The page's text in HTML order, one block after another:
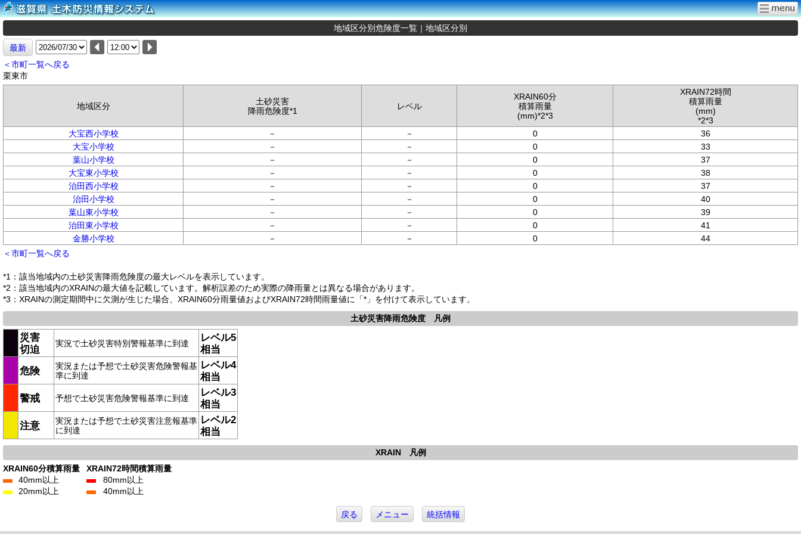
地域区分別危険度一覧｜地域区分別
最新
＜市町一覧へ戻る
栗東市
地域区分
土砂災害
降雨危険度*1
レベル
XRAIN60分
積算雨量
(mm)*2*3
XRAIN72時間
積算雨量
(mm)
*2*3
大宝西小学校
－ － 0
36
大宝小学校
－ － 0
33
葉山小学校
－ － 0
37
大宝東小学校
－ － 0
38
治田西小学校
－ － 0
37
治田小学校
－ － 0
40
葉山東小学校
－ － 0
39
治田東小学校
－ － 0
41
金勝小学校
－ － 0
44
＜市町一覧へ戻る
*1：該当地域内の土砂災害降雨危険度の最大レベルを表示しています。
*2：該当地域内のXRAINの最大値を記載しています。解析誤差のため実際の降雨量とは異なる場合があります。
*3：XRAINの測定期間中に欠測が生じた場合、XRAIN60分雨量値およびXRAIN72時間雨量値に「*」を付けて表示しています。
土砂災害降雨危険度 凡例
災害
切迫
実況で土砂災害特別警報基準に到達
レベル5
相当
危険
実況または予想で土砂災害危険警報基
準に到達
レベル4
相当
警戒
予想で土砂災害危険警報基準に到達
レベル3
相当
注意
実況または予想で土砂災害注意報基準
に到達
レベル2
相当
XRAIN 凡例
XRAIN60分積算雨量
40mm以上
20mm以上
XRAIN72時間積算雨量
80mm以上
40mm以上
戻る メニュー 統括情報